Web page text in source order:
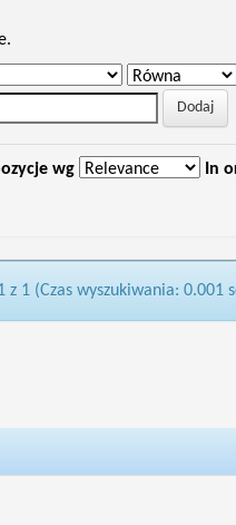
wg In
z 1 (Czas wyszukiwania: 0.001